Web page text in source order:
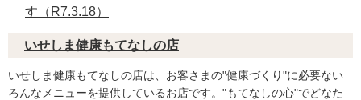
す（R7.3.18）
いせしま健康もてなしの店
いせしま健康もてなしの店は、お客さまの"健康づくり"に必要ない
ろんなメニューを提供しているお店です。"もてなしの心"でどなた